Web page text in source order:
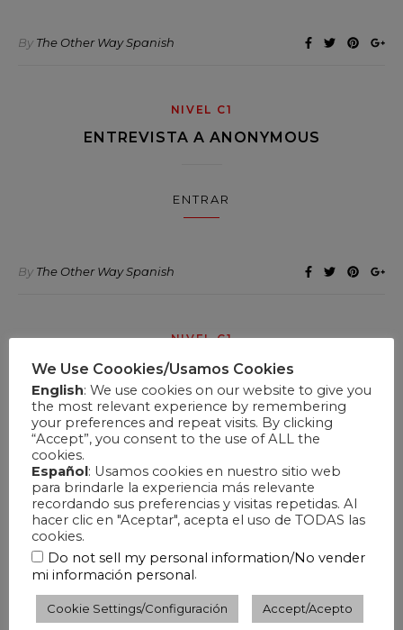
By The Other Way Spanish
NIVEL C1
ENTREVISTA A ANONYMOUS
ENTRAR
By The Other Way Spanish
NIVEL C1
CLASES SOCIALES EN CHILE
ENTRAR
ByThe Other Way Spanish
¿QUIERES HABLAR ESPAÑOL?
We Use Coookies/Usamos Cookies
English: We use cookies on our website to give you
the most relevant experience by remembering
your preferences and repeat visits. By clicking
“Accept”, you consent to the use of ALL the
cookies.
Español: Usamos cookies en nuestro sitio web
para brindarle la experiencia más relevante
recordando sus preferencias y visitas repetidas. Al
hacer clic en "Aceptar", acepta el uso de TODAS las
cookies.
Do not sell my personal information/No vender
mi información personal.
Cookie Settings/Configuración Accept/Acepto